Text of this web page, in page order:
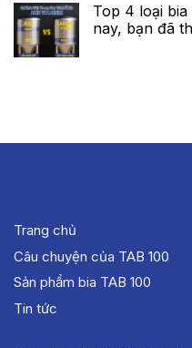
Top 4 loại
nay, bạn đã
Trang chủ
Câu chuyện của TAB 100
Sản phẩm bia TAB 100
Tin tức